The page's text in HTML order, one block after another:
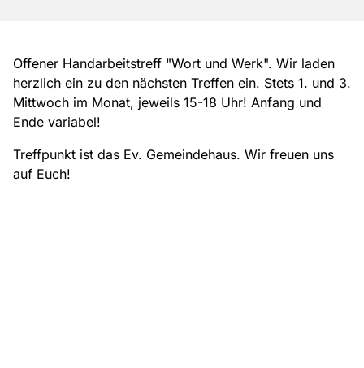
Offener Handarbeitstreff "Wort und Werk". Wir laden
herzlich ein zu den nächsten Treffen ein. Stets 1. und 3.
Mittwoch im Monat, jeweils 15-18 Uhr! Anfang und
Ende variabel!
Treffpunkt ist das Ev. Gemeindehaus. Wir freuen uns
auf Euch!